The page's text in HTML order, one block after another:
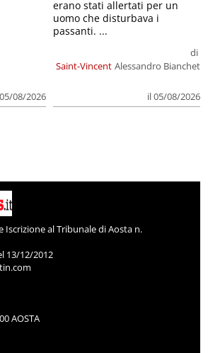
08/2026
Saint-Vincent
di
Alessandro Bianchet
il 05/08/2026
erano stati allertati per un
uomo che disturbava i
passanti. ...
al Tribunale di Aosta n.
13/12/2012
AOSTA